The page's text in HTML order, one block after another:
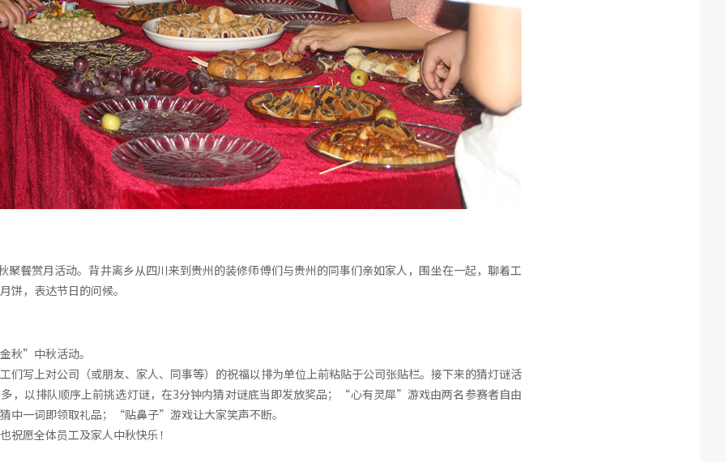
聚餐赏月活动。背井离乡从四川来到贵州的装修师傅们与贵州的同事们亲如家人，围坐在一起，聊着工
饼，表达节日的问候。
秋”中秋活动。
们写上对公司（或朋友、家人、同事等）的祝福以排为单位上前粘贴于公司张贴栏。接下来的猜灯谜活
，以排队顺序上前挑选灯谜，在3分钟内猜对谜底当即发放奖品；“心有灵犀”游戏由两名参赛者自由
中一词即领取礼品；“贴鼻子”游戏让大家笑声不断。
祝愿全体员工及家人中秋快乐！